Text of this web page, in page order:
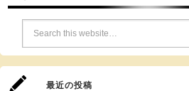
最近の投稿